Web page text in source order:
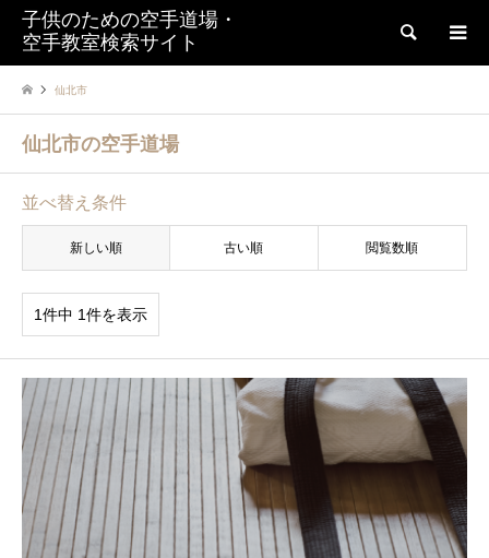
子供のための空手道場・
空手教室検索サイト
検索
仙北市
仙北市の空手道場
並べ替え条件
新しい順 古い順 閲覧数順
1件中 1件を表示